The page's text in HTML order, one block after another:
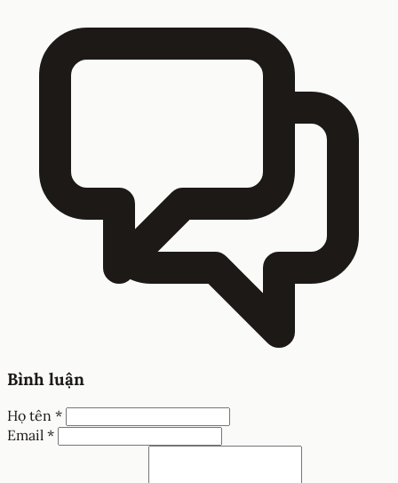
Bình luận
Họ tên *
Email *